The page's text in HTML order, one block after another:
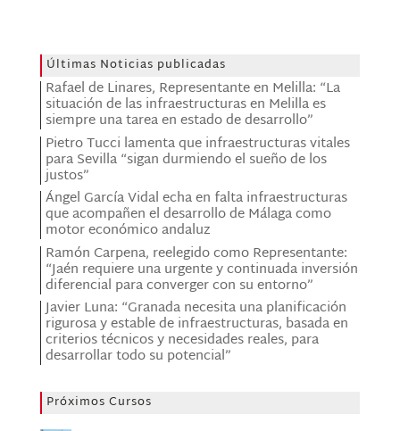
Últimas Noticias publicadas
Rafael de Linares, Representante en Melilla: “La
situación de las infraestructuras en Melilla es
siempre una tarea en estado de desarrollo”
Pietro Tucci lamenta que infraestructuras vitales
para Sevilla “sigan durmiendo el sueño de los
justos”
Ángel García Vidal echa en falta infraestructuras
que acompañen el desarrollo de Málaga como
motor económico andaluz
Ramón Carpena, reelegido como Representante:
“Jaén requiere una urgente y continuada inversión
diferencial para converger con su entorno”
Javier Luna: “Granada necesita una planificación
rigurosa y estable de infraestructuras, basada en
criterios técnicos y necesidades reales, para
desarrollar todo su potencial”
Próximos Cursos